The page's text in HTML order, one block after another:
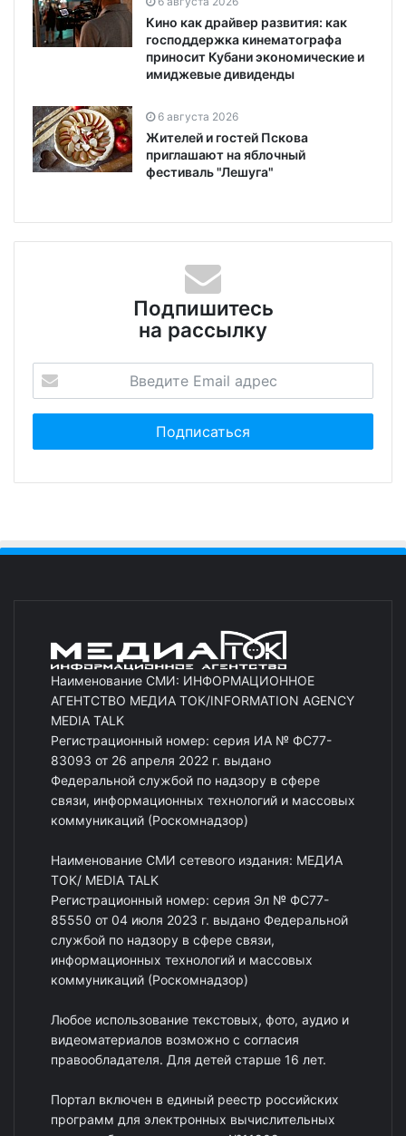
Кино как драйвер развития: как
господдержка кинематографа
приносит Кубани экономические и
имиджевые дивиденды
6 августа 2026
Жителей и гостей Пскова
приглашают на яблочный
фестиваль "Лешуга"
Подпишитесь
на рассылку
Наименование СМИ: ИНФОРМАЦИОННОЕ
АГЕНТСТВО МЕДИА ТОК/INFORMATION AGENCY
MEDIA TALK
Регистрационный номер: серия ИА № ФС77-
83093 от 26 апреля 2022 г. выдано
Федеральной службой по надзору в сфере
связи, информационных технологий и массовых
коммуникаций (Роскомнадзор)
Наименование СМИ сетевого издания: МЕДИА
ТОК/ MEDIA TALK
Регистрационный номер: серия Эл № ФС77-
85550 от 04 июля 2023 г. выдано Федеральной
службой по надзору в сфере связи,
информационных технологий и массовых
коммуникаций (Роскомнадзор)
Любое использование текстовых, фото, аудио и
видеоматериалов возможно с согласия
правообладателя. Для детей старше 16 лет.
Портал включен в единый реестр российских
программ для электронных вычислительных